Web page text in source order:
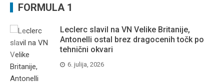
FORMULA 1
Leclerc slavil na VN Velike Britanije,
Antonelli ostal brez dragocenih točk po
tehnični okvari
6. julija, 2026